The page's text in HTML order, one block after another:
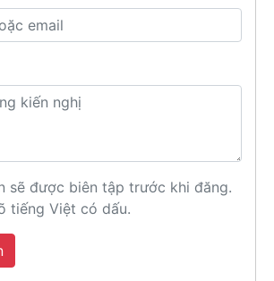
sẽ được biên tập trước khi đăng.
tiếng Việt có dấu.